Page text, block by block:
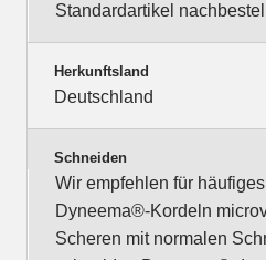
Standardartikel
Herkunftsland
Deutschland
Schneiden
Wir empfehlen für
Dyneema®-Kordeln
Scheren mit normalen